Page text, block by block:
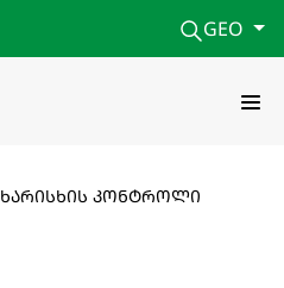
GEO
ხარისხის კონტროლი